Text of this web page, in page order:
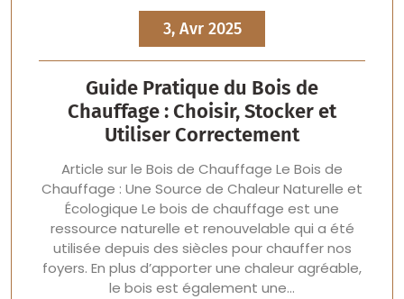
3, Avr 2025
Guide Pratique du Bois de
Chauffage : Choisir, Stocker et
Utiliser Correctement
Article sur le Bois de Chauffage Le Bois de
Chauffage : Une Source de Chaleur Naturelle et
Écologique Le bois de chauffage est une
ressource naturelle et renouvelable qui a été
utilisée depuis des siècles pour chauffer nos
foyers. En plus d’apporter une chaleur agréable,
le bois est également une…